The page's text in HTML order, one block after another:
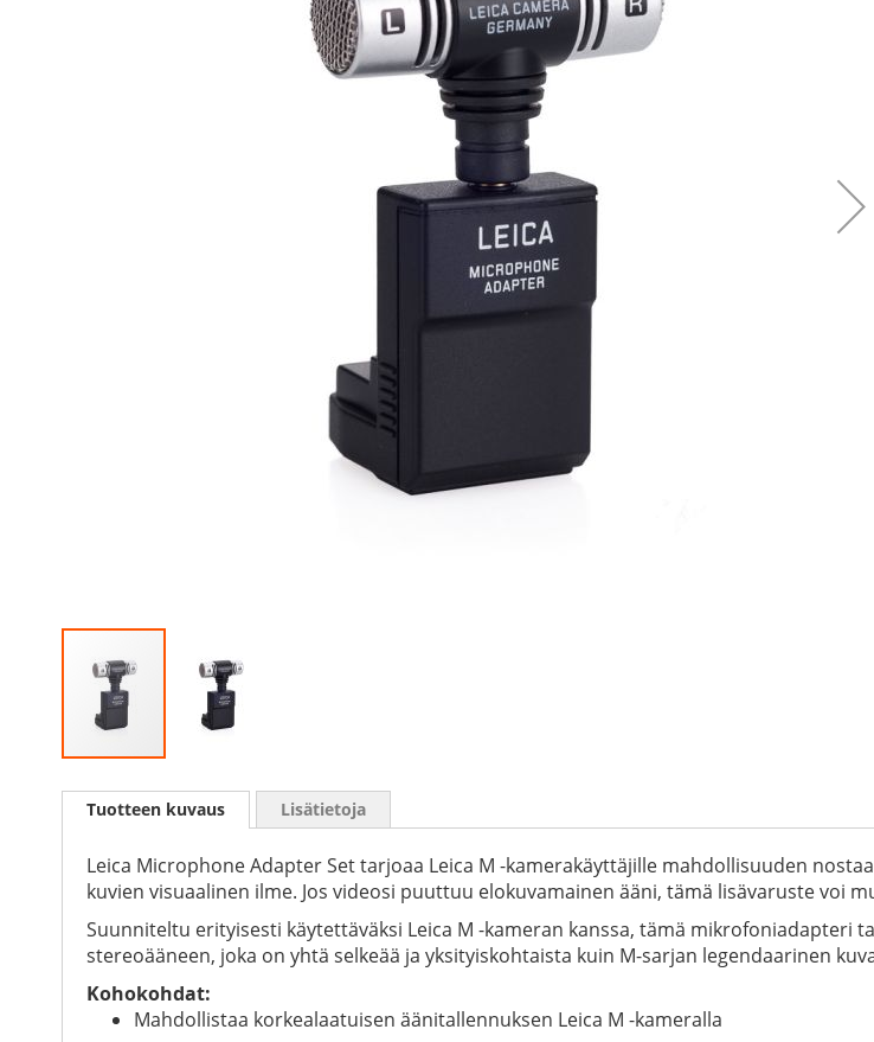
to
images
gallery
Tuotteen kuvaus
Leica Microphone Adapter Set tarjoaa Leica M -kamerakäyttäjille mahdollisuuden
kuvien visuaalinen ilme. Jos videosi puuttuu elokuvamainen ääni, tämä lisävaruste voi
Suunniteltu erityisesti käytettäväksi Leica M -kameran kanssa, tämä mikrofoniadapteri
stereoääneen, joka on yhtä selkeää ja yksityiskohtaista kuin M-sarjan legendaarinen
Kohokohdat:
Mahdollistaa korkealaatuisen äänitallennuksen Leica M -kameralla
Lisätietoja